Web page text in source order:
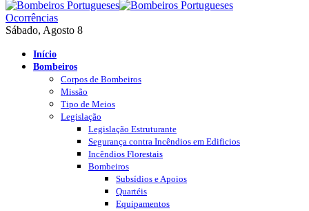
Ocorrências
Sábado, Agosto 8
Início
Bombeiros
Corpos de Bombeiros
Missão
Tipo de Meios
Legislação
Legislação Estruturante
Segurança contra Incêndios em Edificios
Incêndios Florestais
Bombeiros
Subsídios e Apoios
Quartéis
Equipamentos